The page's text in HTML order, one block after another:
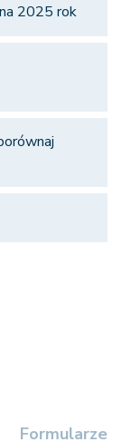
2025 rok
Formularze